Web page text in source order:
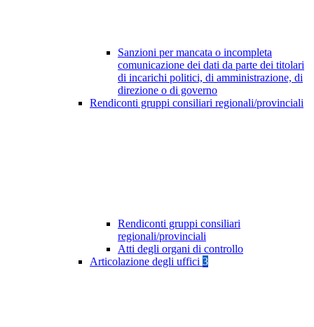
Sanzioni per mancata o incompleta
comunicazione dei dati da parte dei titolari
di incarichi politici, di amministrazione, di
direzione o di governo
Rendiconti gruppi consiliari regionali/provinciali
Rendiconti gruppi consiliari
regionali/provinciali
Atti degli organi di controllo
Articolazione degli uffici 3